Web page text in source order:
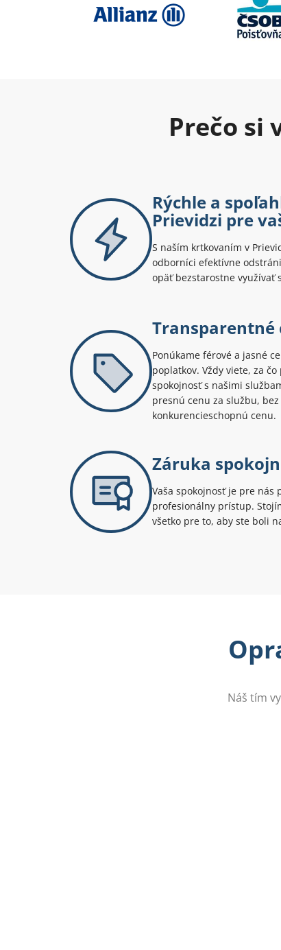
Prečo si
Rýchle a
Prievidzi pre
S naším krtkovaním v
odborníci efektívne
opäť bezstarostne využívať
Transparentné
Ponúkame férové a jasné
poplatkov. Vždy viete, za
spokojnosť s našimi
presnú cenu za službu,
konkurencieschopnú cenu.
Záruka
Vaša spokojnosť je pre
profesionálny prístup.
všetko pre to, aby ste boli
Náš tím